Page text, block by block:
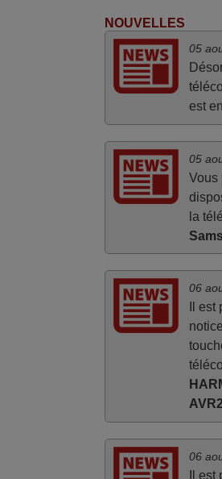
donner une
Panasonic haut de
90
NOUVELLES
05
est
05
Vous
la
06
Il
06
Il